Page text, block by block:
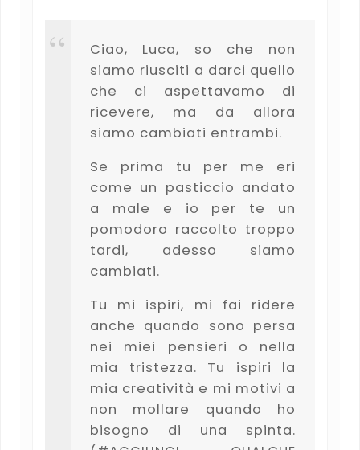
Ciao, Luca, so che non
siamo riusciti a darci quello
che ci aspettavamo di
ricevere, ma da allora
siamo cambiati entrambi.
Se prima tu per me eri
come un pasticcio andato
a male e io per te un
pomodoro raccolto troppo
tardi, adesso siamo
cambiati.
Tu mi ispiri, mi fai ridere
anche quando sono persa
nei miei pensieri o nella
mia tristezza. Tu ispiri la
mia creatività e mi motivi a
non mollare quando ho
bisogno di una spinta.